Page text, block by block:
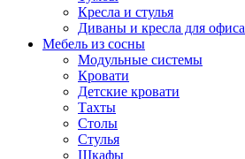
Кресла и стулья
Диваны и кресла для офиса
Мебель из сосны
Модульные системы
Кровати
Детские кровати
Тахты
Столы
Стулья
Шкафы